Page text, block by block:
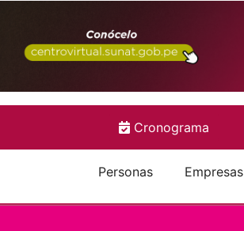
Cronograma
Personas Empresas